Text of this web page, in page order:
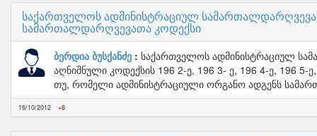
საქართველოს ადმინისტრაციულ
სამართალდარღვევათა კოდექსი
ბერდია ბუსქანძე
საქართველოს ადმინისტრაციულ
აღნიშნული კოდექსის 196 2-ე, 196 3- ე, 196 4-ე, 196
თუ, რომელი ადმინისტრაციული ორგანო ადგენს
16/10/2012 +8